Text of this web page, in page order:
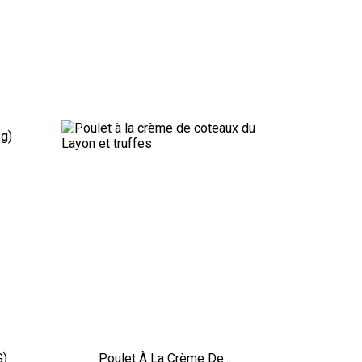
Poulet À La Crème De...